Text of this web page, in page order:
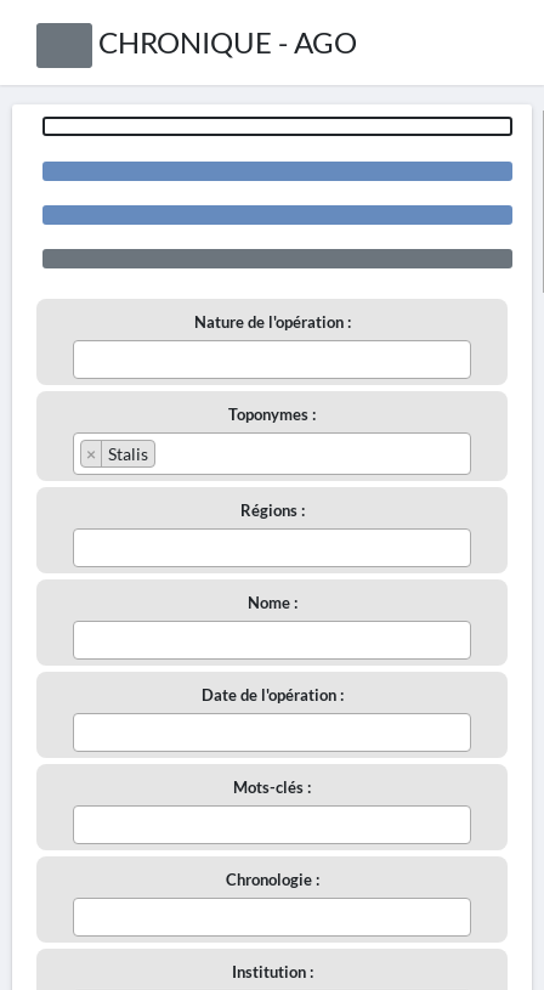
CHRONIQUE - AGO
Nature de l'opération :
Toponymes :
× Stalis
Régions :
Nome :
Date de l'opération :
Mots-clés :
Chronologie :
Institution :